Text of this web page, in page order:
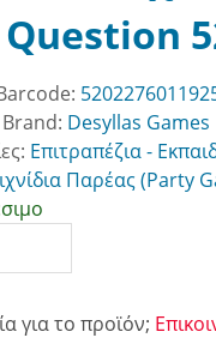
Brand: Desyllas Games
Επιτραπέζια -
Παρέας (Party
για το προϊόν;